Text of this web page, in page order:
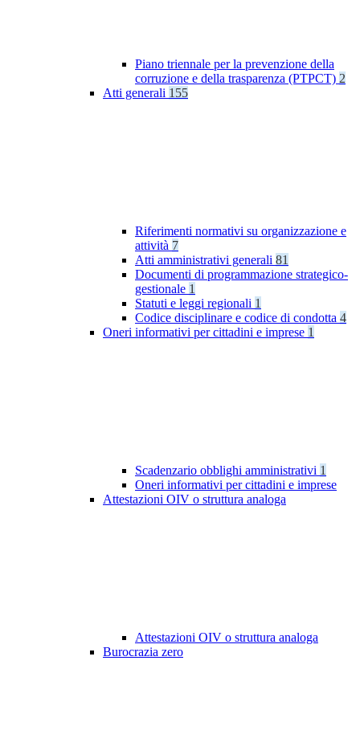
Piano triennale per la prevenzione della
corruzione e della trasparenza (PTPCT) 2
Atti generali 155
Riferimenti normativi su organizzazione e
attività 7
Atti amministrativi generali 81
Documenti di programmazione strategico-
gestionale 1
Statuti e leggi regionali 1
Codice disciplinare e codice di condotta 4
Oneri informativi per cittadini e imprese 1
Scadenzario obblighi amministrativi 1
Oneri informativi per cittadini e imprese
Attestazioni OIV o struttura analoga
Attestazioni OIV o struttura analoga
Burocrazia zero